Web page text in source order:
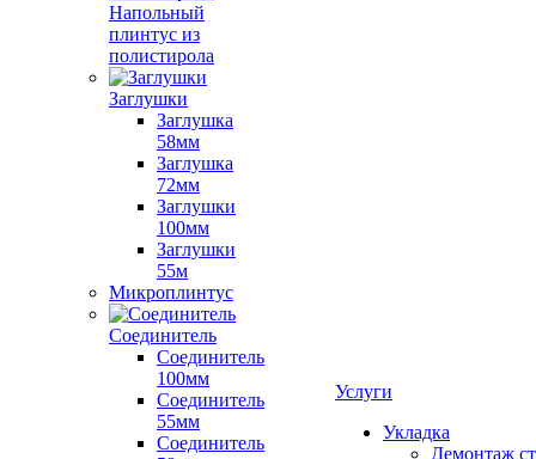
Напольный
плинтус из
полистирола
Заглушки
Заглушка
58мм
Заглушка
72мм
Заглушки
100мм
Заглушки
55м
Микроплинтус
Соединитель
Соединитель
100мм
Соединитель
55мм
Соединитель
Услуги
Укладка
Демонтаж